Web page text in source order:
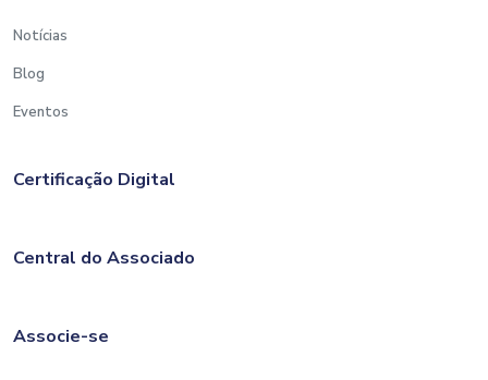
Notícias
Blog
Eventos
Certificação Digital
Central do Associado
Associe-se